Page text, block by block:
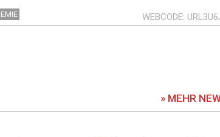
WEBCODE
» MEHR